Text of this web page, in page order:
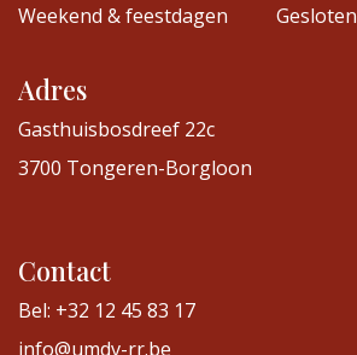
Weekend & feestdagen
Gesloten
Adres
Gasthuisbosdreef 22c
3700 Tongeren-Borgloon
Contact
Bel: +32 12 45 83 17
info@umdv-rr.be